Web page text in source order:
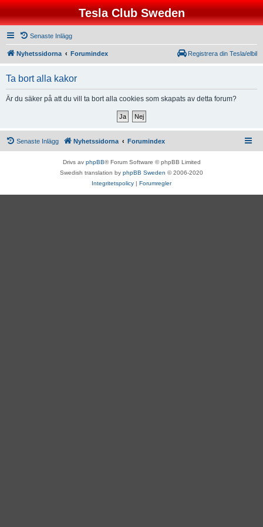
Tesla Club Sweden
Senaste Inlägg
Nyhetssidorna Forumindex Registrera din Tesla/elbil
Ta bort alla kakor
Är du säker på att du vill ta bort alla cookies som skapats av detta forum?
Senaste Inlägg Nyhetssidorna Forumindex
Drivs av phpBB® Forum Software © phpBB Limited
Swedish translation by phpBB Sweden © 2006-2020
Integritetspolicy | Forumregler